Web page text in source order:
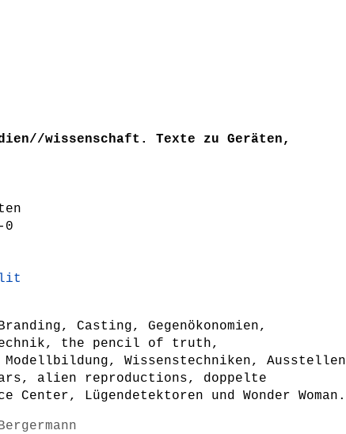
wissenschaft. Texte zu Geräten,
0
Casting, Gegenökonomien,
the pencil of truth,
Modellbildung, Wissenstechniken, Ausstellen
alien reproductions, doppelte
Center, Lügendetektoren und Wonder Woman.